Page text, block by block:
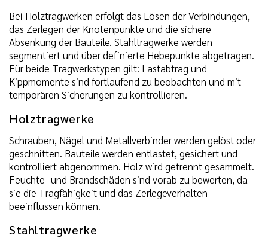
Bei Holztragwerken erfolgt das Lösen der Verbindungen,
das Zerlegen der Knotenpunkte und die sichere
Absenkung der Bauteile. Stahltragwerke werden
segmentiert und über definierte Hebepunkte abgetragen.
Für beide Tragwerkstypen gilt: Lastabtrag und
Kippmomente sind fortlaufend zu beobachten und mit
temporären Sicherungen zu kontrollieren.
Holztragwerke
Schrauben, Nägel und Metallverbinder werden gelöst oder
geschnitten. Bauteile werden entlastet, gesichert und
kontrolliert abgenommen. Holz wird getrennt gesammelt.
Feuchte- und Brandschäden sind vorab zu bewerten, da
sie die Tragfähigkeit und das Zerlegeverhalten
beeinflussen können.
Stahltragwerke